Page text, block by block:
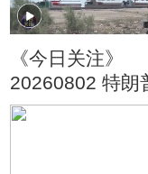
《今日关注》
20260802 特朗
停“最大规模”打